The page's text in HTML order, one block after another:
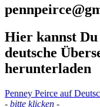
Hier kannst
deutsche
herunterladen
Penney Peirce auf
- bitte klicken -